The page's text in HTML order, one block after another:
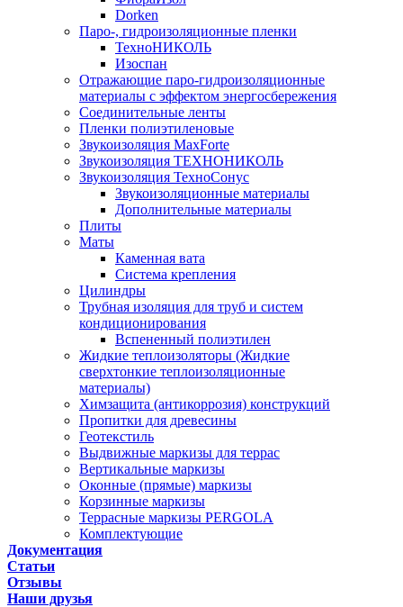
Dorken
Паро-, гидроизоляционные пленки
ТехноНИКОЛЬ
Изоспан
Отражающие паро-гидроизоляционные
материалы с эффектом энергосбережения
Соединительные ленты
Пленки полиэтиленовые
Звукоизоляция MaxForte
Звукоизоляция ТЕХНОНИКОЛЬ
Звукоизоляция ТехноСонус
Звукоизоляционные материалы
Дополнительные материалы
Плиты
Маты
Каменная вата
Система крепления
Цилиндры
Трубная изоляция для труб и систем
кондиционирования
Вспененный полиэтилен
Жидкие теплоизоляторы (Жидкие
сверхтонкие теплоизоляционные
материалы)
Химзащита (антикоррозия) конструкций
Пропитки для древесины
Геотекстиль
Выдвижные маркизы для террас
Вертикальные маркизы
Оконные (прямые) маркизы
Корзинные маркизы
Террасные маркизы PERGOLA
Комплектующие
Документация
Статьи
Отзывы
Наши друзья